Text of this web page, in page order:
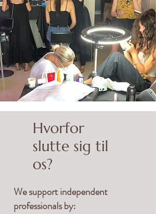
Hvorfor
slutte sig til
os?
We support independent
professionals by: